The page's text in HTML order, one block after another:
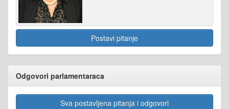
Postavi pitanje
Odgovori parlamentaraca
Sva postavljena pitanja i odgovori